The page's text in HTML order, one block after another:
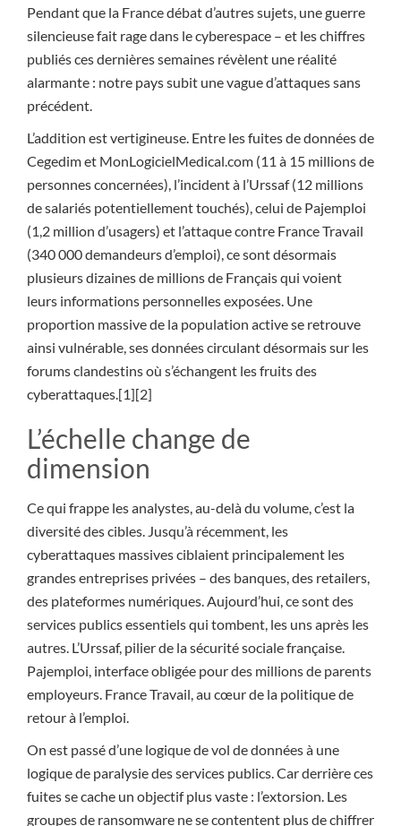
Pendant que la France débat d’autres sujets, une guerre
silencieuse fait rage dans le cyberespace – et les chiffres
publiés ces dernières semaines révèlent une réalité
alarmante : notre pays subit une vague d’attaques sans
précédent.
L’addition est vertigineuse. Entre les fuites de données de
Cegedim et MonLogicielMedical.com (11 à 15 millions de
personnes concernées), l’incident à l’Urssaf (12 millions
de salariés potentiellement touchés), celui de Pajemploi
(1,2 million d’usagers) et l’attaque contre France Travail
(340 000 demandeurs d’emploi), ce sont désormais
plusieurs dizaines de millions de Français qui voient
leurs informations personnelles exposées. Une
proportion massive de la population active se retrouve
ainsi vulnérable, ses données circulant désormais sur les
forums clandestins où s’échangent les fruits des
cyberattaques.[1][2]
L’échelle change de
dimension
Ce qui frappe les analystes, au-delà du volume, c’est la
diversité des cibles. Jusqu’à récemment, les
cyberattaques massives ciblaient principalement les
grandes entreprises privées – des banques, des retailers,
des plateformes numériques. Aujourd’hui, ce sont des
services publics essentiels qui tombent, les uns après les
autres. L’Urssaf, pilier de la sécurité sociale française.
Pajemploi, interface obligée pour des millions de parents
employeurs. France Travail, au cœur de la politique de
retour à l’emploi.
On est passé d’une logique de vol de données à une
logique de paralysie des services publics. Car derrière ces
fuites se cache un objectif plus vaste : l’extorsion. Les
groupes de ransomware ne se contentent plus de chiffrer